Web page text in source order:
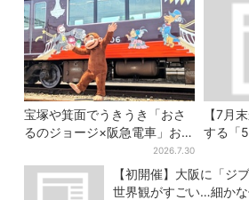
宝塚や箕面でうきうき「おさ
るのジョージ×阪急電車」お披
露目！マルーンの制服で神
戸・宝塚・京都各線に添乗
2026.7.30
【7月
する「
ーイ
がコラ
も
【初開催】大阪に「ジ
世界観がすごい…細か